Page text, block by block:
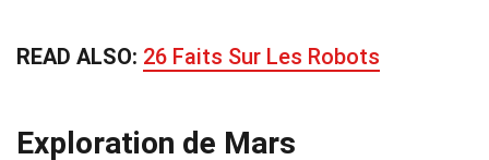
READ ALSO: 26 Faits Sur Les Robots
Exploration de Mars